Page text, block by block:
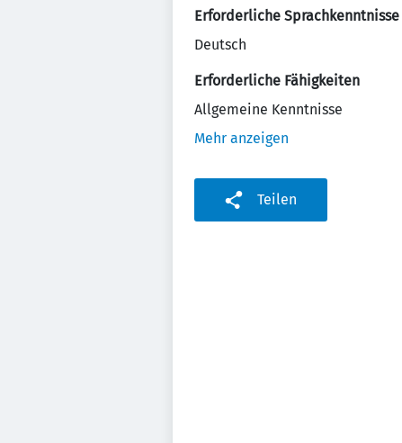
Erforderliche Sprachkenntnisse
Deutsch
Erforderliche Fähigkeiten
Allgemeine Kenntnisse
Mehr anzeigen
Teilen